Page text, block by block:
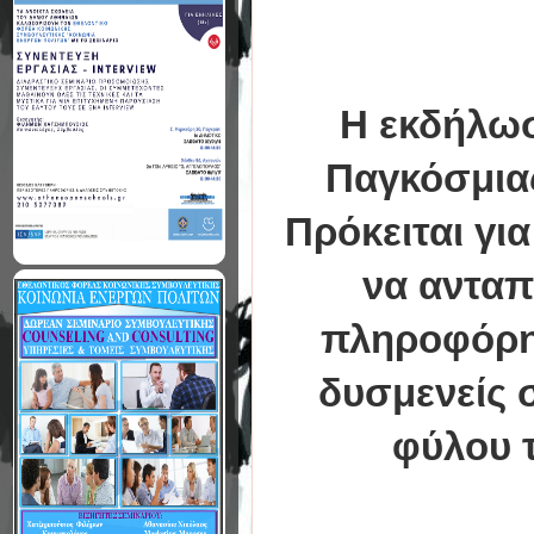
Η
Πρόκειται
να
δυσμενείς
φύλου